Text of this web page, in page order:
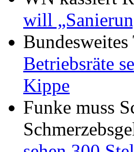
will
Betriebsräte
Kippe
Funke muss